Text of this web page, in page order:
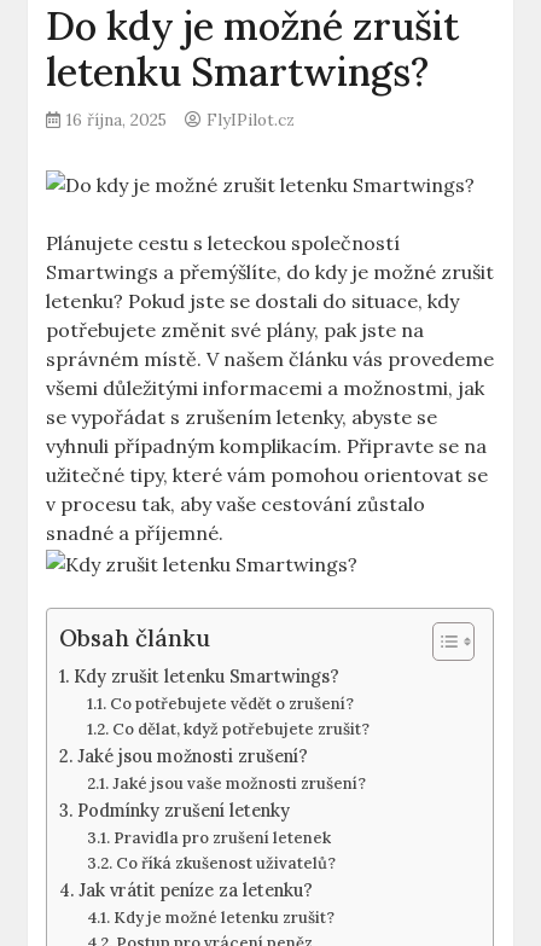
Do kdy je možné zrušit
letenku Smartwings?
16 října, 2025 FlyIPilot.cz
Plánujete cestu s leteckou společností
Smartwings a přemýšlíte, do kdy je možné zrušit
letenku? Pokud jste se dostali do situace, kdy
potřebujete změnit své plány, pak jste na
správném místě. V našem článku vás provedeme
všemi důležitými informacemi a možnostmi, jak
se vypořádat s zrušením letenky, abyste se
vyhnuli případným komplikacím. Připravte se na
užitečné tipy, které vám pomohou orientovat se
v procesu tak, aby vaše cestování zůstalo
snadné a příjemné.
Obsah článku
Kdy zrušit letenku Smartwings?
Co potřebujete vědět o zrušení?
Co dělat, když potřebujete zrušit?
Jaké jsou možnosti zrušení?
Jaké jsou vaše možnosti zrušení?
Podmínky zrušení letenky
Pravidla pro zrušení letenek
Co říká zkušenost uživatelů?
Jak vrátit peníze za letenku?
Kdy je možné letenku zrušit?